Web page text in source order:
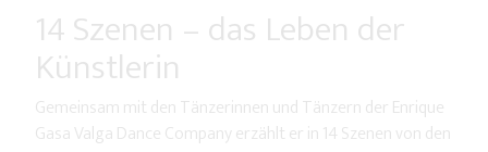
14 Szenen – das Leben der
Künstlerin
Gemeinsam mit den Tänzerinnen und Tänzern der Enrique
Gasa Valga Dance Company erzählt er in 14 Szenen von den